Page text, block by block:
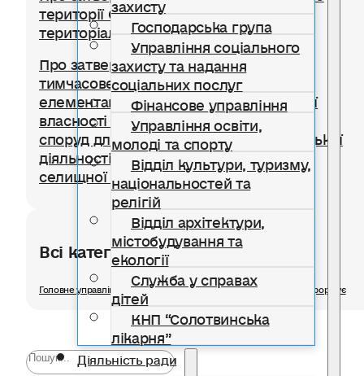
Господарська група
Управління соціального
захисту та надання
соціальних послуг
Фінансове управління
Управління освіти,
молоді та спорту
Відділ культури, туризму,
національностей та
релігій
Відділ архітектури,
містобудування та
екології
Служба у справах
дітей
КНП “Солотвинська
лікарня”
Діяльність ради
території Солотвинської селищної
територіальної громади
Про затвердження Положення про
тимчасове користування окремими
елементами благоустрою комунальної
власності для розміщення тимчасових
споруд для провадження підприємницької
діяльності на території Солотвинської
селищної територіальної громади
Всі категорії розділу
Головне управління статистики в Івано-Франківській області інформує